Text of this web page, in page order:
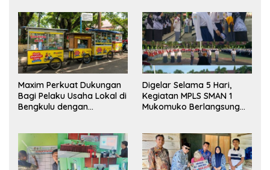
Maxim Perkuat Dukungan
Bagi Pelaku Usaha Lokal di
Bengkulu dengan
Pasar
Digelar Selama 5 Hari,
Kegiatan MPLS SMAN 1
Mukomuko Berlangsung